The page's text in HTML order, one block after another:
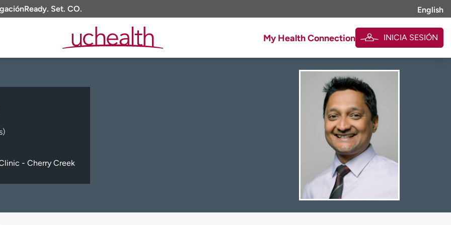
Ready. Set. CO. English
My Health Connection INICIA SESIÓN
- Cherry Creek